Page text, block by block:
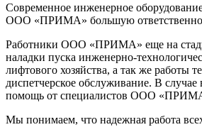
Современное инженерное
ООО «ПРИМА» большую
Работники ООО «ПРИМА» еще на
наладки пуска инженерно-
лифтового хозяйства, а так же работы
диспетчерское обслуживание. В
помощь от специалистов ООО
Мы понимаем, что надежная работа